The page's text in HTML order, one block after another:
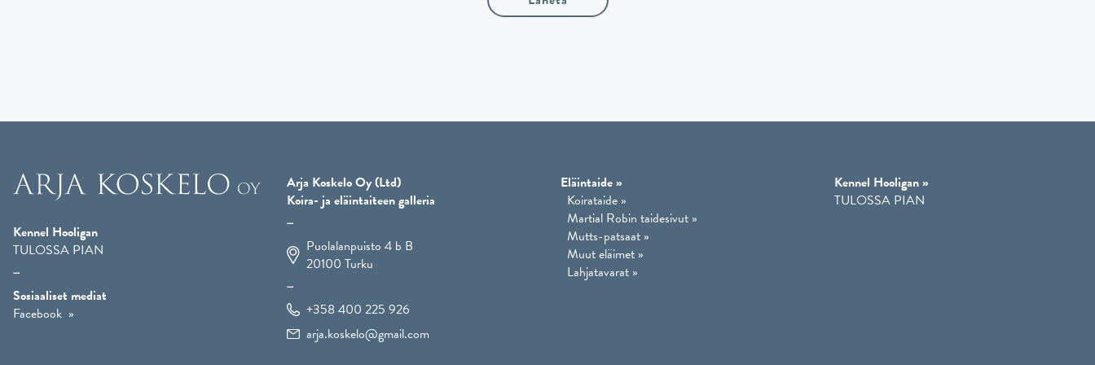
Kennel Hooligan
TULOSSA PIAN
Sosiaaliset mediat
Facebook
Arja Koskelo Oy (Ltd)
Koira- ja eläintaiteen galleria
Puolalanpuisto 4 b B
20100 Turku
+358 400 225 926
arja.koskelo@gmail.com
Eläintaide»
Koirataide »
Martial Robin taidesivut »
Mutts-patsaat »
Muut eläimet »
Lahjatavarat »
Kennel Hooligan »
TULOSSA PIAN